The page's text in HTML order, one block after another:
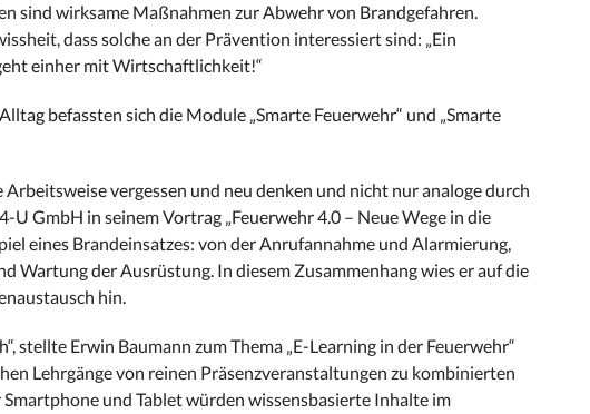
sind wirksame Maßnahmen zur Abwehr von Brandgefahren.
dass solche an der Prävention interessiert sind: „Ein
einher mit Wirtschaftlichkeit!“
befassten sich die Module „Smarte Feuerwehr“ und „Smarte
vergessen und neu denken und nicht nur analoge durch
GmbH in seinem Vortrag „Feuerwehr 4.0 – Neue Wege in die
eines Brandeinsatzes: von der Anrufannahme und Alarmierung,
der Ausrüstung. In diesem Zusammenhang wies er auf die
hin.
stellte Erwin Baumann zum Thema „E-Learning in der Feuerwehr“
Lehrgänge von reinen Präsenzveranstaltungen zu kombinierten
und Tablet würden wissensbasierte Inhalte im